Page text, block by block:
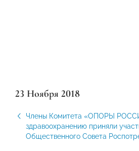
23 Ноября 2018
Члены Комитета «ОПОРЫ
здравоохранению приняли
Общественного Совета